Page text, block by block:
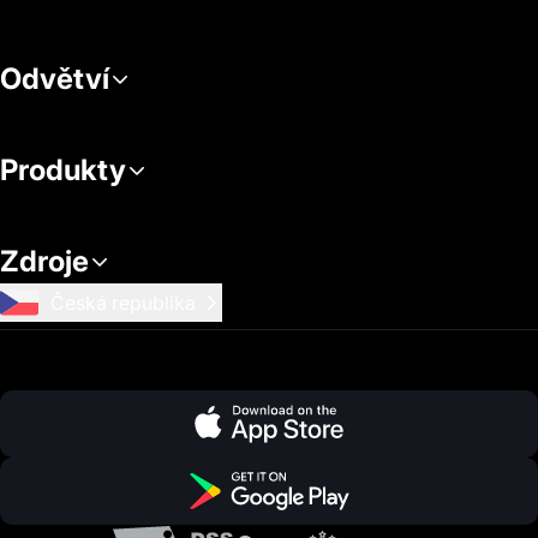
Odvětví
Produkty
Zdroje